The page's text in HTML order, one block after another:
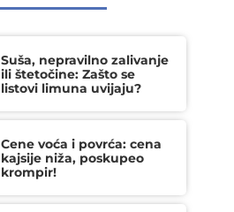
Suša, nepravilno zalivanje
ili štetočine: Zašto se
listovi limuna uvijaju?
Cene voća i povrća: cena
kajsije niža, poskupeo
krompir!